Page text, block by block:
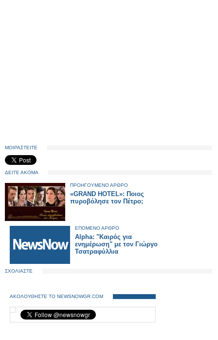
ΜΟΙΡΑΣΤΕΙΤΕ
ΔΕΙΤΕ ΑΚΟΜΑ
ΠΡΟΗΓΟΥΜΕΝΟ ΑΡΘΡΟ
«GRAND HOTEL»: Ποιος
πυροβόλησε τον Πέτρο;
ΕΠΟΜΕΝΟ ΑΡΘΡΟ
Alpha: "Καιρός για
ενημέρωση" με τον Γιώργο
Τσατραφύλλια
ΣΧΟΛΙΑΣΤΕ
ΑΚΟΛΟΥΘΗΣΤΕ ΤΟ NEWSNOWGR.COM